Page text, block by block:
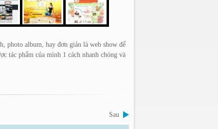
photo album, hay đơn giản là web show để
tác phẩm của mình 1 cách nhanh chóng và
Sau